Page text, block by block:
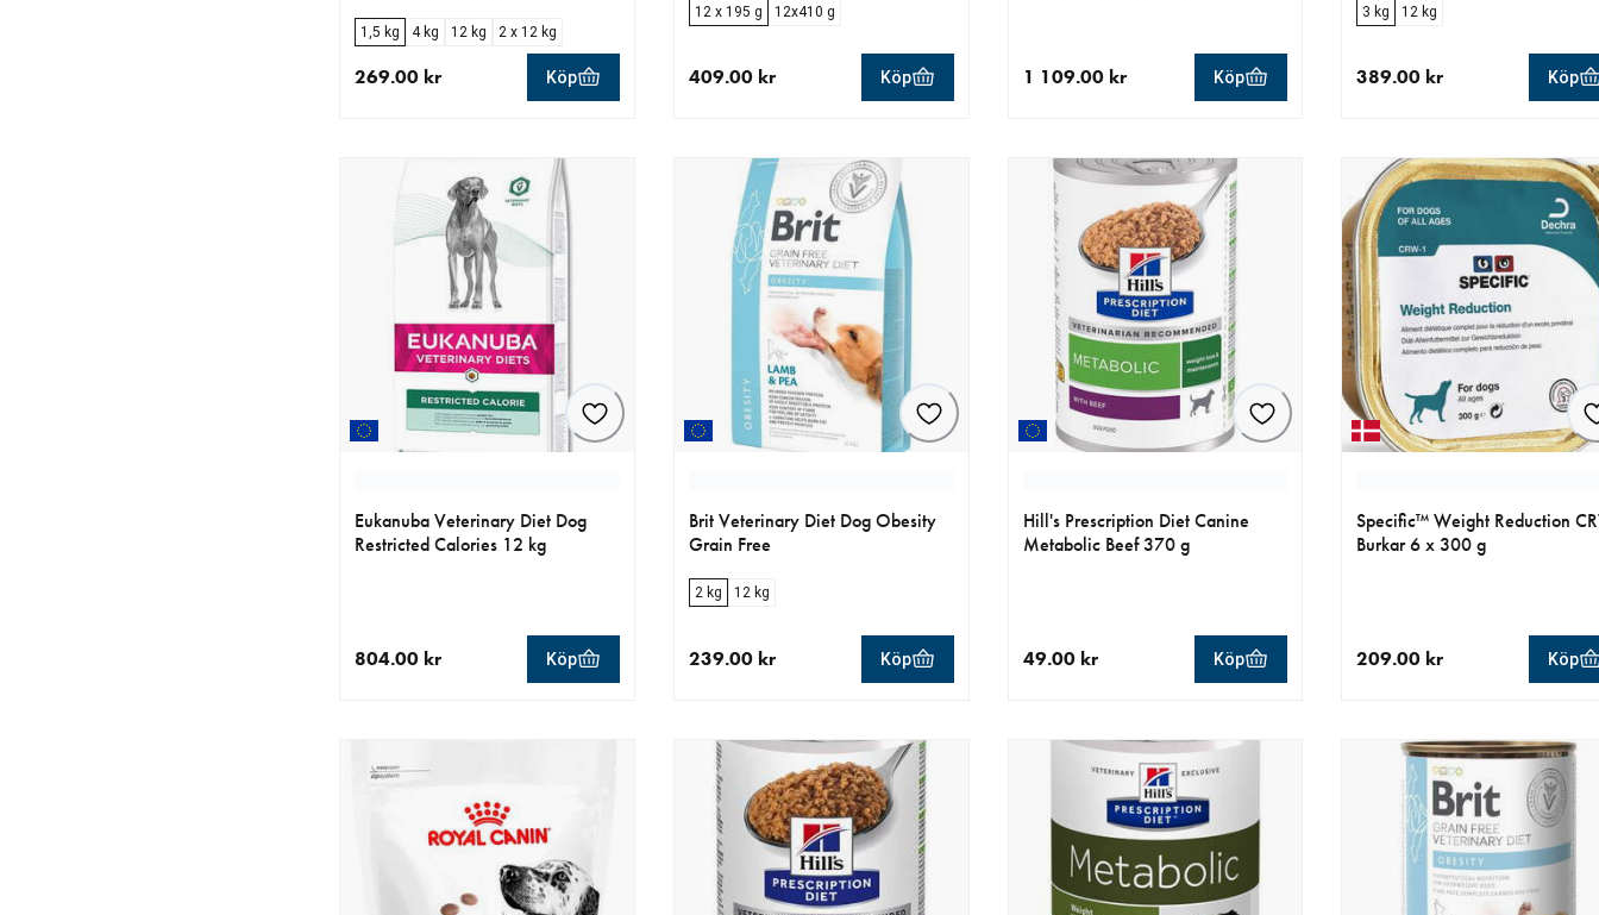
1,5 kg 4 kg 12 kg 2 x 12 kg
269.00 kr Köp
12 x 195 g 12x410 g
409.00 kr Köp 1 109.00 kr Köp
3 kg 12 kg
389.00 kr Köp
Eukanuba Veterinary Diet Dog
Restricted Calories 12 kg
804.00 kr Köp
Brit Veterinary Diet Dog Obesity
Grain Free
2 kg 12 kg
239.00 kr Köp
Hill's Prescription Diet Canine
Metabolic Beef 370 g
49.00 kr Köp
Specific™ Weight Reduction
Burkar 6 x 300 g
209.00 kr Köp